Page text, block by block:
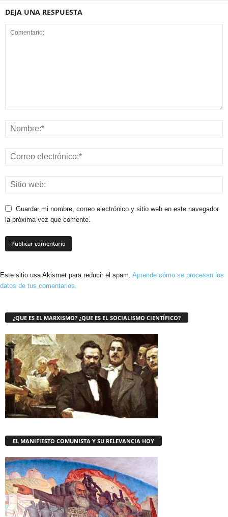
DEJA UNA RESPUESTA
Guardar mi nombre, correo electrónico y sitio web en este navegador
la próxima vez que comente.
Este sitio usa Akismet para reducir el spam. Aprende cómo se procesan los
datos de tus comentarios.
¿QUE ES EL MARXISMO? ¿QUE ES EL SOCIALISMO CIENTÍFICO?
EL MANIFIESTO COMUNISTA Y SU RELEVANCIA HOY